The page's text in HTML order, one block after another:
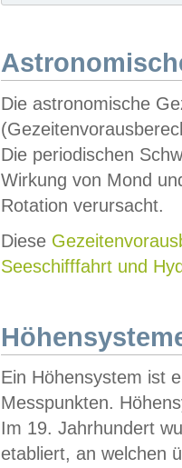
Die astronomische
Die periodischen
Wirkung von Mond
Rotation verursacht.
Diese
Seeschifffahrt und
Ein Höhensystem ist
Messpunkten.
Im 19. Jahrhundert
etabliert, an welchen